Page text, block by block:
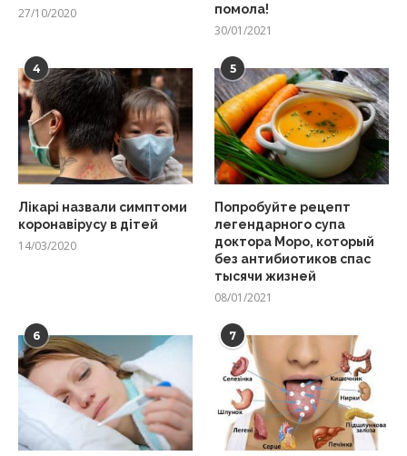
27/10/2020
помола!
30/01/2021
4
Лікарі назвали симптоми
коронавірусу в дітей
14/03/2020
5
Попробуйте рецепт
легендарного супа
доктора Моро, который
без антибиотиков спас
тысячи жизней
08/01/2021
6 7